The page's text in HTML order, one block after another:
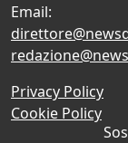
Email:
Privacy Policy
Cookie Policy